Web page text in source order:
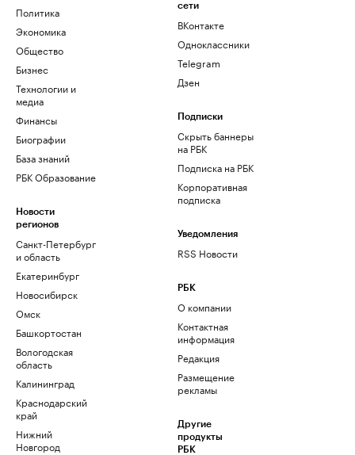
Политика
Экономика
Общество
Бизнес
Технологии и
медиа
Финансы
Биографии
База знаний
РБК Образование
Новости
регионов
Санкт-Петербург
и область
Екатеринбург
Новосибирск
Омск
Башкортостан
Вологодская
область
Калининград
Краснодарский
край
Нижний
Новгород
сети
ВКонтакте
Одноклассники
Telegram
Дзен
Подписки
Скрыть баннеры
на РБК
Подписка на РБК
Корпоративная
подписка
Уведомления
RSS Новости
РБК
О компании
Контактная
информация
Редакция
Размещение
рекламы
Другие
продукты
РБК